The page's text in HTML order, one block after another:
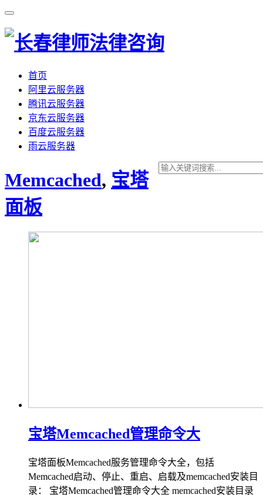
首页
阿里云服务器
腾讯云服务器
京东云服务器
百度云服务器
雨云服务器
Memcached, 宝塔
面板
宝塔Memcached管理命令大
宝塔面板Memcached服务管理命令大全，包括
Memcached启动、停止、重启、启载及memcached安装目
录： 宝塔Memcached管理命令大全 memcached安装目录